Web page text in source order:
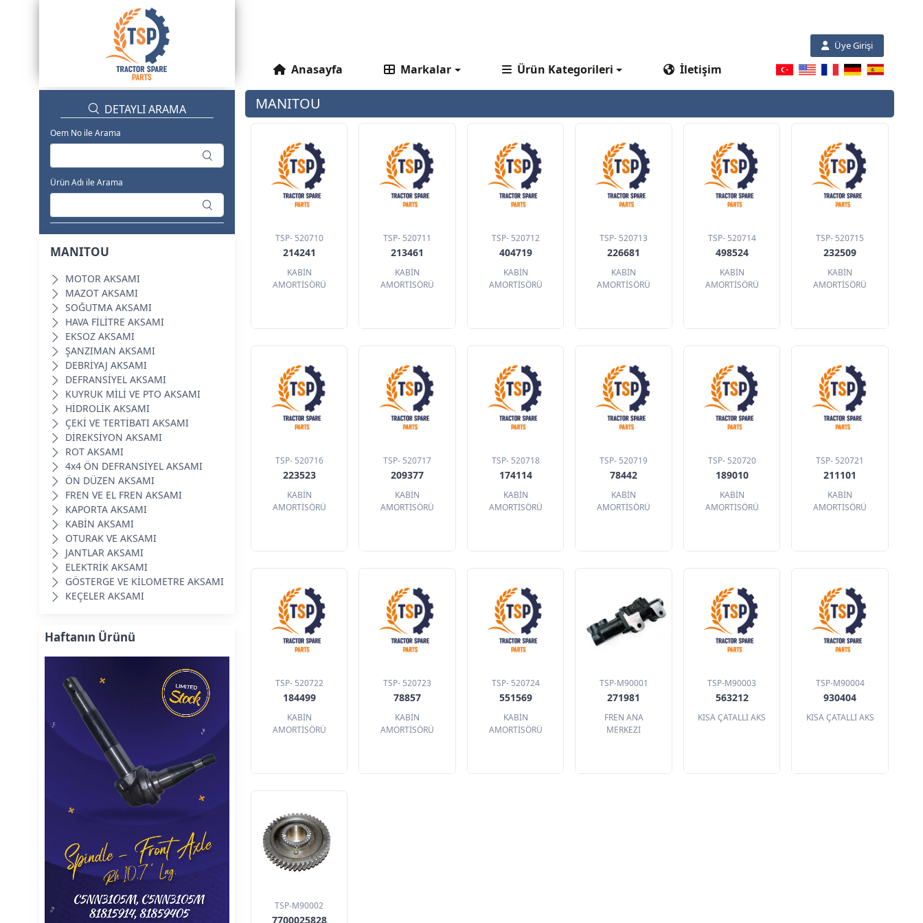
Üye Girişi
Anasayfa Markalar Ürün Kategorileri İletişim
DETAYLI ARAMA
Oem No ile Arama
Ürün Adı ile Arama
MANITOU
MOTOR AKSAMI
MAZOT AKSAMI
SOĞUTMA AKSAMI
HAVA FİLİTRE AKSAMI
EKSOZ AKSAMI
ŞANZIMAN AKSAMI
DEBRİYAJ AKSAMI
DEFRANSİYEL AKSAMI
KUYRUK MİLİ VE PTO AKSAMI
HİDROLİK AKSAMI
ÇEKİ VE TERTİBATI AKSAMI
DİREKSİYON AKSAMI
ROT AKSAMI
4x4 ÖN DEFRANSİYEL AKSAMI
ÖN DÜZEN AKSAMI
FREN VE EL FREN AKSAMI
KAPORTA AKSAMI
KABİN AKSAMI
OTURAK VE AKSAMI
JANTLAR AKSAMI
ELEKTRİK AKSAMI
GÖSTERGE VE KİLOMETRE AKSAMI
KEÇELER AKSAMI
Haftanın Ürünü
MANITOU
TSP- 520710
214241
KABİN
AMORTİSÖRÜ
TSP- 520711
213461
KABİN
AMORTİSÖRÜ
TSP- 520712
404719
KABİN
AMORTİSÖRÜ
TSP- 520713
226681
KABİN
AMORTİSÖRÜ
TSP- 520714
498524
KABİN
AMORTİSÖRÜ
TSP- 520715
232509
KABİN
AMORTİSÖRÜ
TSP- 520716
223523
KABİN
AMORTİSÖRÜ
TSP- 520717
209377
KABİN
AMORTİSÖRÜ
TSP- 520718
174114
KABİN
AMORTİSÖRÜ
TSP- 520719
78442
KABİN
AMORTİSÖRÜ
TSP- 520720
189010
KABİN
AMORTİSÖRÜ
TSP- 520721
211101
KABİN
AMORTİSÖRÜ
TSP- 520722
184499
KABİN
AMORTİSÖRÜ
TSP- 520723
78857
KABİN
AMORTİSÖRÜ
TSP- 520724
551569
KABİN
AMORTİSÖRÜ
TSP-M90001
271981
FREN ANA
MERKEZİ
TSP-M90003
563212
KISA ÇATALLI AKS
TSP-M90004
930404
KISA ÇATALLI AKS
TSP-M90002
7700025828